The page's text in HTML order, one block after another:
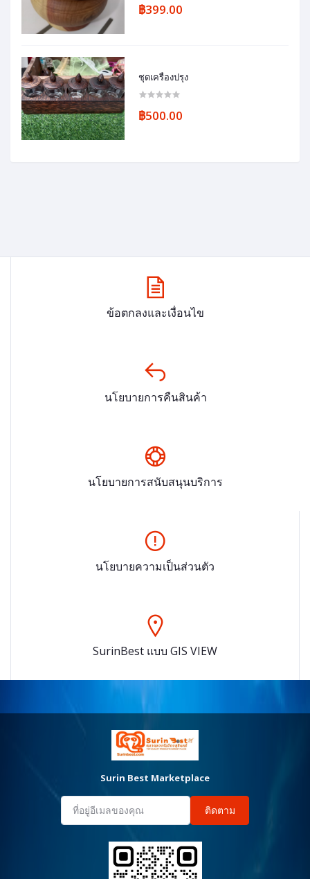
฿399.00
ชุดเครื่องปรุง
฿500.00
ข้อตกลงและเงื่อนไข
นโยบายการคืนสินค้า
นโยบายการสนับสนุนบริการ
นโยบายความเป็นส่วนตัว
SurinBest แบบ GIS VIEW
Surin Best Marketplace
ติดตาม